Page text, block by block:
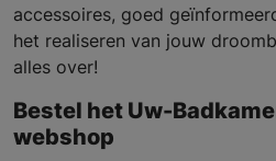
accessoires, goed
het realiseren van jouw
alles over!
Bestel het Uw-
webshop